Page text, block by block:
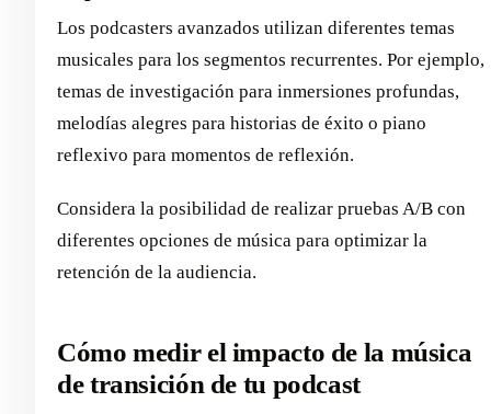
Los podcasters avanzados utilizan diferentes temas
musicales para los segmentos recurrentes. Por ejemplo,
temas de investigación para inmersiones profundas,
melodías alegres para historias de éxito o piano
reflexivo para momentos de reflexión.
Considera la posibilidad de realizar pruebas A/B con
diferentes opciones de música para optimizar la
retención de la audiencia.
Cómo medir el impacto de la música
de transición de tu podcast